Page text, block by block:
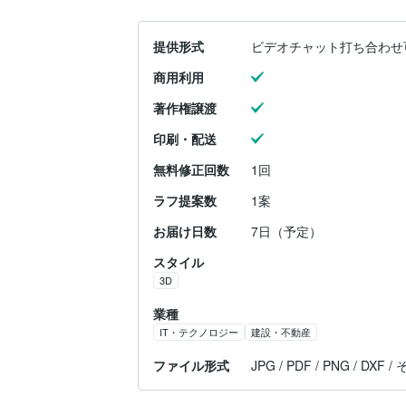
提供形式
ビデオチャット打ち合わ
商用利用
著作権譲渡
印刷・配送
無料修正回数
1回
ラフ提案数
1案
お届け日数
7日（予定）
スタイル
3D
業種
IT・テクノロジー 建設・不動産
ファイル形式 JPG / PDF / PNG / DXF /